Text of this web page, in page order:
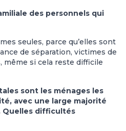
des personnels qui
seules, parce qu’elles sont
de séparation, victimes de
même si cela reste difficile
sont les ménages les
avec une large majorité
Quelles difficultés